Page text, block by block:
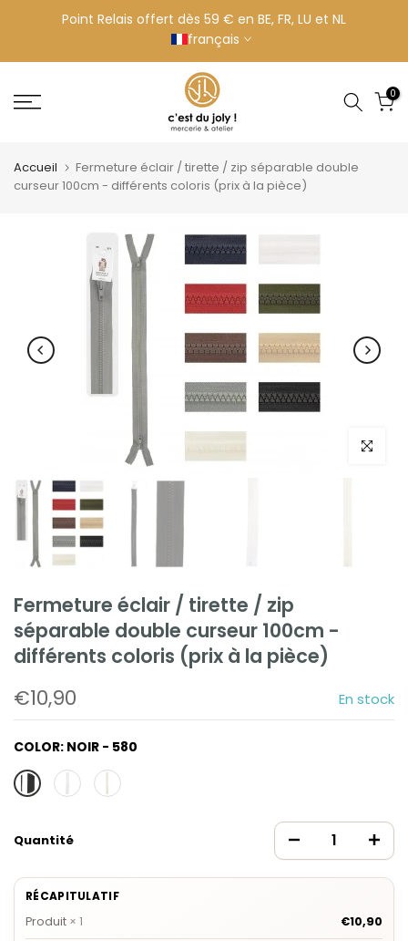
contenu
Point Relais offert dès 59 € en BE, FR, LU et NL
français
0
Accueil
Fermeture éclair / tirette / zip séparable double
curseur 100cm - différents coloris (prix à la pièce)
Cliquez
Fermeture éclair / tirette / zip
séparable double curseur 100cm -
différents coloris (prix à la pièce)
€10,90 En stock
COLOR: NOIR - 580
Quantité
RÉCAPITULATIF
Produit × 1 €10,90